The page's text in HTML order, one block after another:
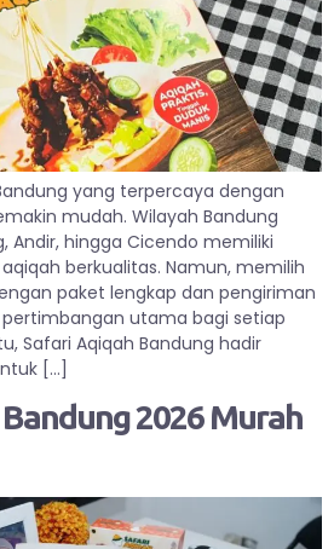
yang terpercaya dengan
mudah. Wilayah Bandung
Andir, hingga Cicendo memiliki
berkualitas. Namun, memilih
paket lengkap dan pengiriman
utama bagi setiap
Safari Aqiqah Bandung hadir
[…]
2026 Murah